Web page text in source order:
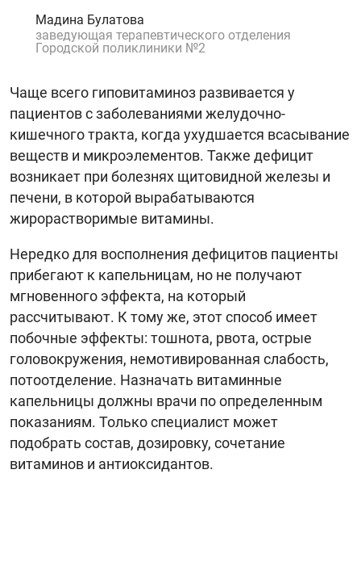
Мадина Булатова
заведующая терапевтического отделения
Городской поликлиники №2
Чаще всего гиповитаминоз развивается у
пациентов с заболеваниями желудочно-
кишечного тракта, когда ухудшается всасывание
веществ и микроэлементов. Также дефицит
возникает при болезнях щитовидной железы и
печени, в которой вырабатываются
жирорастворимые витамины.
Нередко для восполнения дефицитов пациенты
прибегают к капельницам, но не получают
мгновенного эффекта, на который
рассчитывают. К тому же, этот способ имеет
побочные эффекты: тошнота, рвота, острые
головокружения, немотивированная слабость,
потоотделение. Назначать витаминные
капельницы должны врачи по определенным
показаниям. Только специалист может
подобрать состав, дозировку, сочетание
витаминов и антиоксидантов.